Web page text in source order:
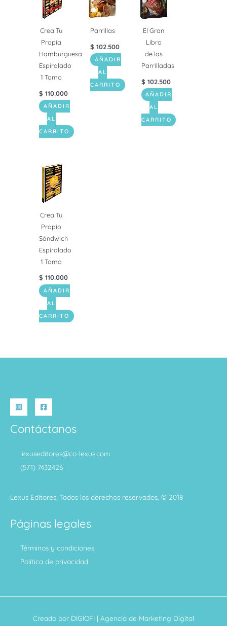
Crea Tu
Propia
Hamburguesa
Espiralado
1 Tomo
$ 110.000
AÑADIR
AL
CARRITO
Parrillas
$ 102.500
AÑADIR
AL
CARRITO
El Gran
Libro
de las
Parrilladas
$ 102.500
AÑADIR
AL
CARRITO
Crea Tu
Propio
Sándwich
Espiralado
1 Tomo
$ 110.000
AÑADIR
AL
CARRITO
Contáctanos
lexuseditores@co-lexus.com
(571) 7432426
Lexus Editores, Todos los derechos reservados, © 2018
Páginas legales
Términos y condiciones
Política de privacidad
Creado por DIGIOFI | Agencia de Marketing Digital